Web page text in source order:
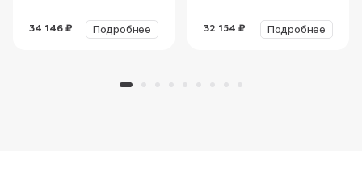
34 146 ₽ Подробнее 32 154 ₽ Подробнее